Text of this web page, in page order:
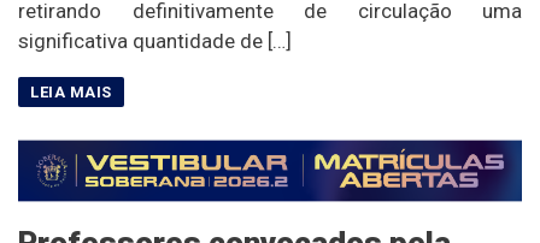
retirando definitivamente de circulação uma
significativa quantidade de […]